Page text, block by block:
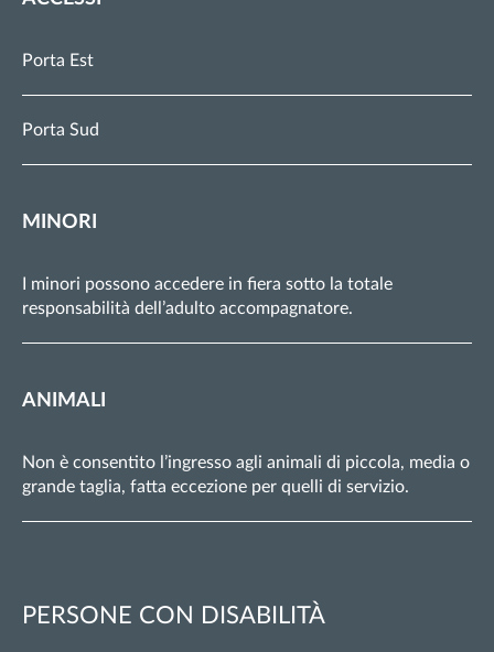
Porta Est
Porta Sud
MINORI
I minori possono accedere in fiera sotto la totale
responsabilità dell’adulto accompagnatore.
ANIMALI
Non è consentito l’ingresso agli animali di piccola, media o
grande taglia, fatta eccezione per quelli di servizio.
PERSONE CON DISABILITÀ